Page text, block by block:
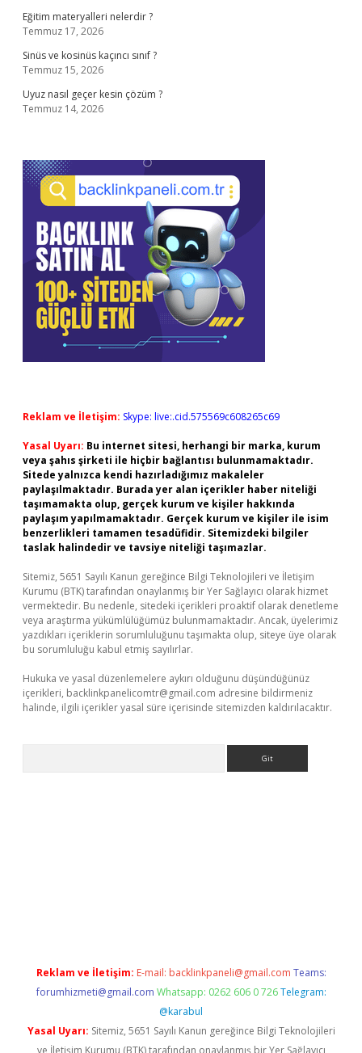
Eğitim materyalleri nelerdir ?
Temmuz 17, 2026
Sinüs ve kosinüs kaçıncı sınıf ?
Temmuz 15, 2026
Uyuz nasıl geçer kesin çözüm ?
Temmuz 14, 2026
Reklam ve İletişim: Skype: live:.cid.575569c608265c69
Yasal Uyarı: Bu internet sitesi, herhangi bir marka, kurum
veya şahıs şirketi ile hiçbir bağlantısı bulunmamaktadır.
Sitede yalnızca kendi hazırladığımız makaleler
paylaşılmaktadır. Burada yer alan içerikler haber niteliği
taşımamakta olup, gerçek kurum ve kişiler hakkında
paylaşım yapılmamaktadır. Gerçek kurum ve kişiler ile isim
benzerlikleri tamamen tesadüfidir. Sitemizdeki bilgiler
taslak halindedir ve tavsiye niteliği taşımazlar.
Sitemiz, 5651 Sayılı Kanun gereğince Bilgi Teknolojileri ve İletişim
Kurumu (BTK) tarafından onaylanmış bir Yer Sağlayıcı olarak hizmet
vermektedir. Bu nedenle, sitedeki içerikleri proaktif olarak denetleme
veya araştırma yükümlülüğümüz bulunmamaktadır. Ancak, üyelerimiz
yazdıkları içeriklerin sorumluluğunu taşımakta olup, siteye üye olarak
bu sorumluluğu kabul etmiş sayılırlar.
Hukuka ve yasal düzenlemelere aykırı olduğunu düşündüğünüz
içerikleri, backlinkpanelicomtr@gmail.com adresine bildirmeniz
halinde, ilgili içerikler yasal süre içerisinde sitemizden kaldırılacaktır.
Reklam ve İletişim: E-mail: backlinkpaneli@gmail.com Teams:
forumhizmeti@gmail.com Whatsapp: 0262 606 0 726 Telegram:
@karabul
Yasal Uyarı: Sitemiz, 5651 Sayılı Kanun gereğince Bilgi Teknolojileri
ve İletişim Kurumu (BTK) tarafından onaylanmış bir Yer Sağlayıcı